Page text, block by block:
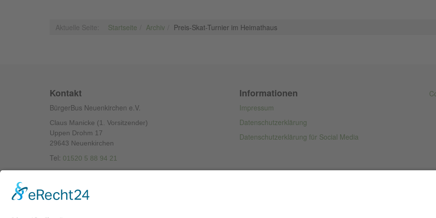
Aktuelle Seite: Startseite Archiv Preis-Skat-Turnier im Heimathaus
Kontakt
BürgerBus Neuenkirchen e.V.
Claus Manicke (1. Vorsitzender)
Uppen Drohm 17
29643 Neuenkirchen
Tel: 01520 5 88 94 21
Informationen
Impressum
Datenschutzerklärung
Datenschutzerklärung für Social Media
Bootstrap